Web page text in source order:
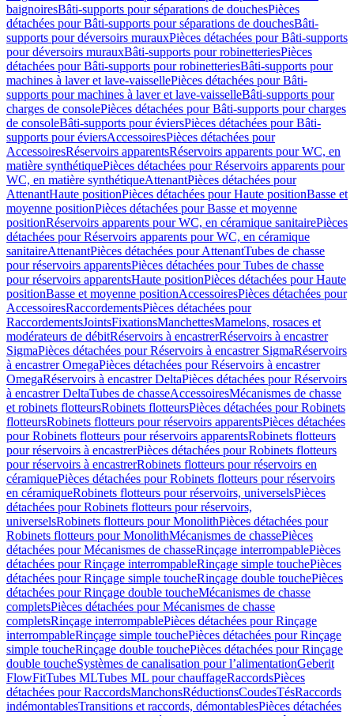
baignoiresBâti-supports pour séparations de douchesPièces
détachées pour Bâti-supports pour séparations de douchesBâti-
supports pour déversoirs murauxPièces détachées pour Bâti-supports
pour déversoirs murauxBâti-supports pour robinetteriesPièces
détachées pour Bâti-supports pour robinetteriesBâti-supports pour
machines à laver et lave-vaissellePièces détachées pour Bâti-
supports pour machines à laver et lave-vaisselleBâti-supports pour
charges de consolePièces détachées pour Bâti-supports pour charges
de consoleBâti-supports pour éviersPièces détachées pour Bâti-
supports pour éviersAccessoiresPièces détachées pour
AccessoiresRéservoirs apparentsRéservoirs apparents pour WC, en
matière synthétiquePièces détachées pour Réservoirs apparents pour
WC, en matière synthétiqueAttenantPièces détachées pour
AttenantHaute positionPièces détachées pour Haute positionBasse et
moyenne positionPièces détachées pour Basse et moyenne
positionRéservoirs apparents pour WC, en céramique sanitairePièces
détachées pour Réservoirs apparents pour WC, en céramique
sanitaireAttenantPièces détachées pour AttenantTubes de chasse
pour réservoirs apparentsPièces détachées pour Tubes de chasse
pour réservoirs apparentsHaute positionPièces détachées pour Haute
positionBasse et moyenne positionAccessoiresPièces détachées pour
AccessoiresRaccordementsPièces détachées pour
RaccordementsJointsFixationsManchettesMamelons, rosaces et
modérateurs de débitRéservoirs à encastrerRéservoirs à encastrer
SigmaPièces détachées pour Réservoirs à encastrer SigmaRéservoirs
à encastrer OmegaPièces détachées pour Réservoirs à encastrer
OmegaRéservoirs à encastrer DeltaPièces détachées pour Réservoirs
à encastrer DeltaTubes de chasseAccessoiresMécanismes de chasse
et robinets flotteursRobinets flotteursPièces détachées pour Robinets
flotteursRobinets flotteurs pour réservoirs apparentsPièces détachées
pour Robinets flotteurs pour réservoirs apparentsRobinets flotteurs
pour réservoirs à encastrerPièces détachées pour Robinets flotteurs
pour réservoirs à encastrerRobinets flotteurs pour réservoirs en
céramiquePièces détachées pour Robinets flotteurs pour réservoirs
en céramiqueRobinets flotteurs pour réservoirs, universelsPièces
détachées pour Robinets flotteurs pour réservoirs,
universelsRobinets flotteurs pour MonolithPièces détachées pour
Robinets flotteurs pour MonolithMécanismes de chassePièces
détachées pour Mécanismes de chasseRinçage interrompablePièces
détachées pour Rinçage interrompableRinçage simple touchePièces
détachées pour Rinçage simple toucheRinçage double touchePièces
détachées pour Rinçage double toucheMécanismes de chasse
completsPièces détachées pour Mécanismes de chasse
completsRinçage interrompablePièces détachées pour Rinçage
interrompableRinçage simple touchePièces détachées pour Rinçage
simple toucheRinçage double touchePièces détachées pour Rinçage
double toucheSystèmes de canalisation pour l’alimentationGeberit
FlowFitTubes MLTubes ML pour chauffageRaccordsPièces
détachées pour RaccordsManchonsRéductionsCoudesTésRaccords
indémontablesTransitions et raccords, démontablesPièces détachées